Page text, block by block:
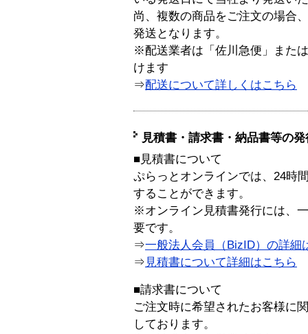
尚、複数の商品をご注文の場合
発送となります。
※配送業者は「佐川急便」また
けます
⇒配送について詳しくはこちら
見積書・請求書・納品書等の
■見積書について
ぷらっとオンラインでは、24時
することができます。
※オンライン見積書発行には、
要です。
⇒一般法人会員（BizID）の詳細
⇒ 見積書について詳細はこちら
■請求書について
ご注文時に希望されたお客様に
しております。